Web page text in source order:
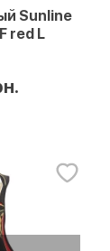
Sunline
red L